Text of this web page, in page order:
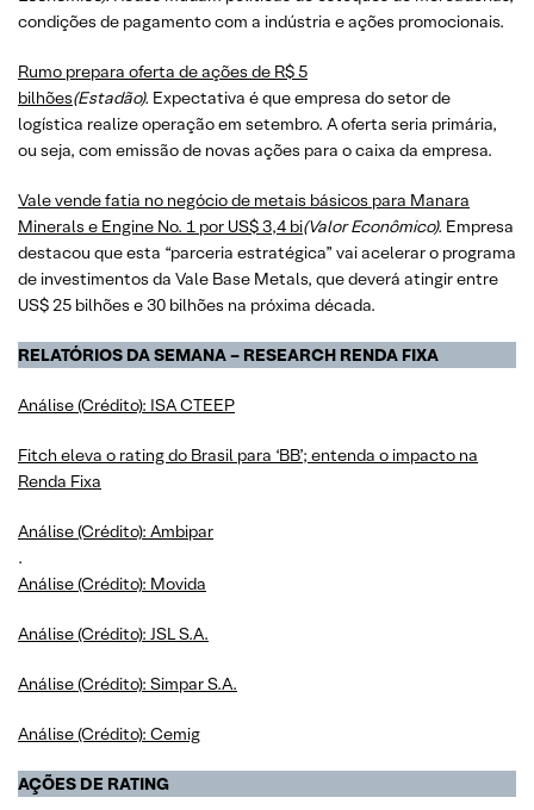
condições de pagamento com a indústria e ações promocionais.
Rumo prepara oferta de ações de R$ 5
bilhões(Estadão). Expectativa é que empresa do setor de
logística realize operação em setembro. A oferta seria primária,
ou seja, com emissão de novas ações para o caixa da empresa.
​​​​​​​Vale vende fatia no negócio de metais básicos para Manara
Minerals e Engine No. 1 por US$ 3,4 bi(Valor Econômico). Empresa
destacou que esta “parceria estratégica” vai acelerar o programa
de investimentos da Vale Base Metals, que deverá atingir entre
US$ 25 bilhões e 30 bilhões na próxima década.
RELATÓRIOS DA SEMANA – RESEARCH RENDA FIXA
Análise (Crédito): ISA CTEEP
Fitch eleva o rating do Brasil para ‘BB’; entenda o impacto na
Renda Fixa
Análise (Crédito): Ambipar
.
Análise (Crédito): Movida
Análise (Crédito): JSL S.A.
Análise (Crédito): Simpar S.A.
Análise (Crédito): Cemig
AÇÕES DE RATING